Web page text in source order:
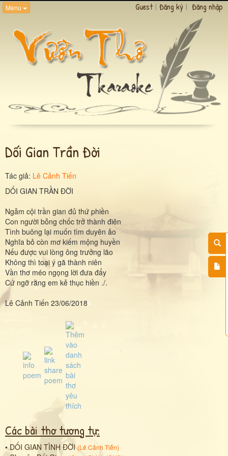
Menu Guest | Đăng ký | Đăng nhập
Dối Gian Trần Đời
Tác giả: Lê Cảnh Tiến
DỐI GIAN TRẦN ĐỜI
Ngẫm cội trần gian đủ thứ phiền
Con người bỗng chốc trở thành điên
Tình buông lại muốn tìm duyên ảo
Nghĩa bỏ còn mơ kiếm mộng huyền
Nếu được vui lòng ông trưởng lão
Không thì toại ý gã thành niên
Vần thơ méo ngọng lời đưa đẩy
Cứ ngỡ rằng em kẻ thục hiền ./.
Lê Cảnh Tiến 23/06/2018
Các bài thơ tương tự:
•DỐI GIAN TÌNH ĐỜI (Lê Cảnh Tiến)